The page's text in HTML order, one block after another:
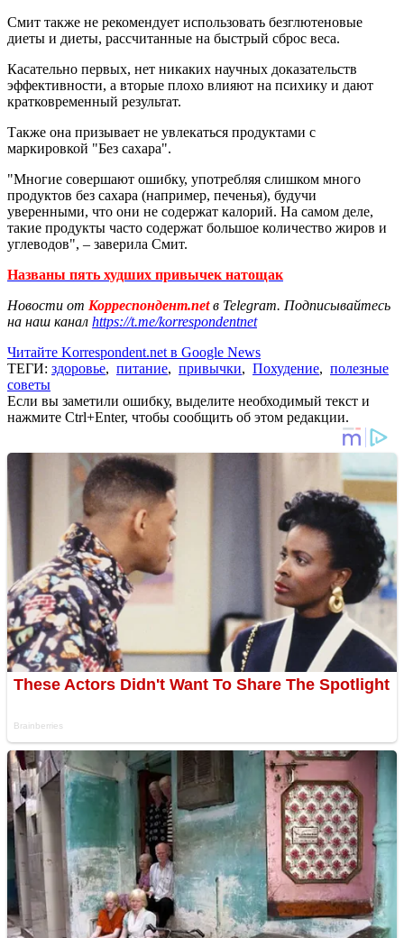
Смит также не рекомендует использовать безглютеновые
диеты и диеты, рассчитанные на быстрый сброс веса.
Касательно первых, нет никаких научных доказательств
эффективности, а вторые плохо влияют на психику и дают
кратковременный результат.
Также она призывает не увлекаться продуктами с
маркировкой "Без сахара".
"Многие совершают ошибку, употребляя слишком много
продуктов без сахара (например, печенья), будучи
уверенными, что они не содержат калорий. На самом деле,
такие продукты часто содержат большое количество жиров и
углеводов", – заверила Смит.
Названы пять худших привычек натощак
Новости от Корреспондент.netв Telegram. Подписывайтесь
на наш канал https://t.me/korrespondentnet
Читайте Korrespondent.net в Google News
ТЕГИ: здоровье, питание, привычки, Похудение, полезные
советы
Если вы заметили ошибку, выделите необходимый текст и
нажмите Ctrl+Enter, чтобы сообщить об этом редакции.